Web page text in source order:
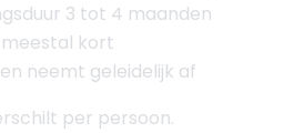
of maak een afspraak
3 tot 4 maanden
kort
neemt geleidelijk af
per persoon.